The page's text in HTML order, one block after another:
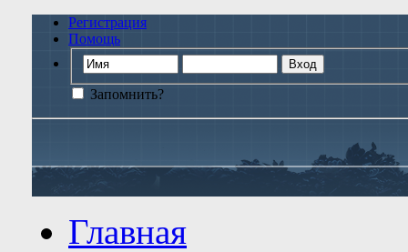
Регистрация
Помощь
Запомнить?
Главная